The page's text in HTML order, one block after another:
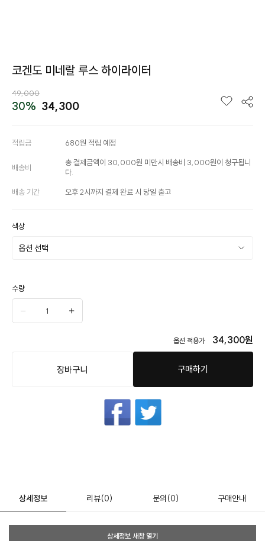
코겐도 미네랄 루스 하이라이터
49,000
30% 34,300
적립금 680원 적립 예정
배송비
총 결제금액이 30,000원 미만시 배송비 3,000원이 청구됩니
다.
배송 기간 오후 2시까지 결제 완료 시 당일 출고
색상
수량
옵션 적용가 34,300원
장바구니 구매하기
상세정보 리뷰(0) 문의 (0) 구매안내
상세정보 새창 열기